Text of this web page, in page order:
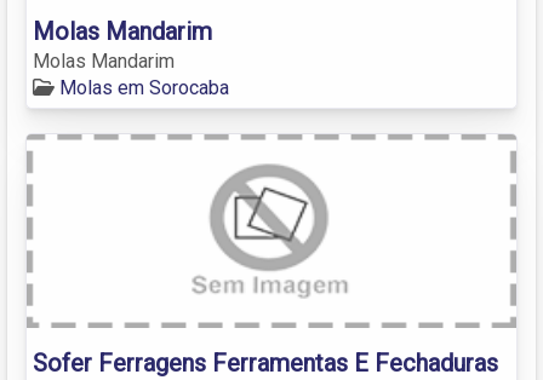
Molas Mandarim
Molas Mandarim
Molas em Sorocaba
Sofer Ferragens Ferramentas E Fechaduras